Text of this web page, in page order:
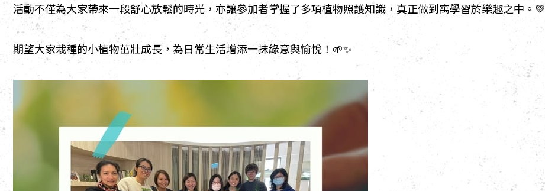
活動不僅為大家帶來一段舒心放鬆的時光，亦讓參加者掌握了多項植物照護知識，真正做到寓學習於樂趣之中。💚
期望大家栽種的小植物茁壯成長，為日常生活增添一抹綠意與愉悅！🌱✨